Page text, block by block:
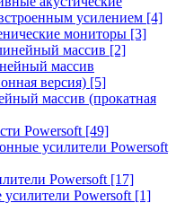
усилением [4]
мониторы [3]
массив [2]
массив
версия) [5]
массив (прокатная
Powersoft [49]
усилители Powersoft
Powersoft [17]
Powersoft [1]